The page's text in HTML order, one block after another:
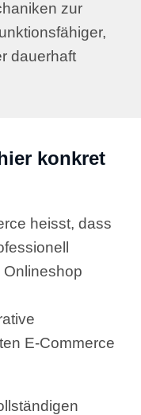
zur
dauerhaft
konkret
heisst, dass
E-Commerce